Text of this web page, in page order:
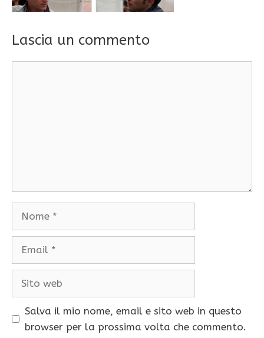
Lascia un commento
Salva il mio nome, email e sito web in questo
browser per la prossima volta che commento.